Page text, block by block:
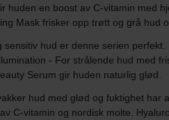
huden en boost av C-vitamin med
Mask frisker opp trøtt og grå hud
hud er denne serien
- For strålende hud med
Serum gir huden naturlig glød.
hud med glød og fuktighet
C-vitamin og nordisk molte.